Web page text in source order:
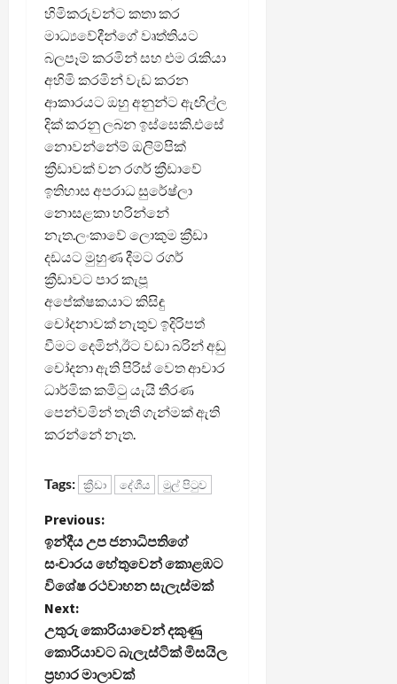
හිමිකරුවන්ට කතා කර
මාධ්‍යවේදීන්ගේ වෘත්තියට
බලපෑම් කරමින් සහ එම රැකියා
අහිමි කරමින් වැඩ කරන
ආකාරයට ඔහු අනුන්ට ඇඟිල්ල
දික් කරනු ලබන ඉස්සෙකි.එසේ
නොවන්නේම් ඔලිම්පික්
ක්‍රීඩාවක් වන රගර් ක්‍රීඩාවේ
ඉතිහාස අපරාධ සුරේෂ්ලා
නොසළකා හරින්නේ
නැත.ලංකාවේ ලොකුම ක්‍රීඩා
දඩයට මුහුණ දීමට රගර්
ක්‍රීඩාවට පාර කැපූ
අපේක්ෂකයාට කිසිඳු
චෝදනාවක් නැතුව ඉදිරිපත්
වීමට දෙමින්,ඊට වඩා බරින් අඩු
චෝදනා ඇති පිරිස් වෙත ආචාර
ධාර්මික කමිටු යැයි තීරණ
පෙන්වමින් තැති ගැන්මක් ඇති
කරන්නේ නැත.
Tags: ක්‍රීඩා දේශීය මුල් පිටුව
P
o
s
t
n
Previous:
ඉන්දීය උප ජනාධිපතිගේ
සංචාරය හේතුවෙන් කොළඹට
විශේෂ රථවාහන සැලැස්මක්
Next:
උතුරු කොරියාවෙන් දකුණු
කොරියාවට බැලැස්ටික් මිසයිල
ප්‍රහාර මාලාවක්